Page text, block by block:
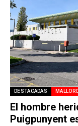
DESTACADAS
El hombre
Puigpunyent